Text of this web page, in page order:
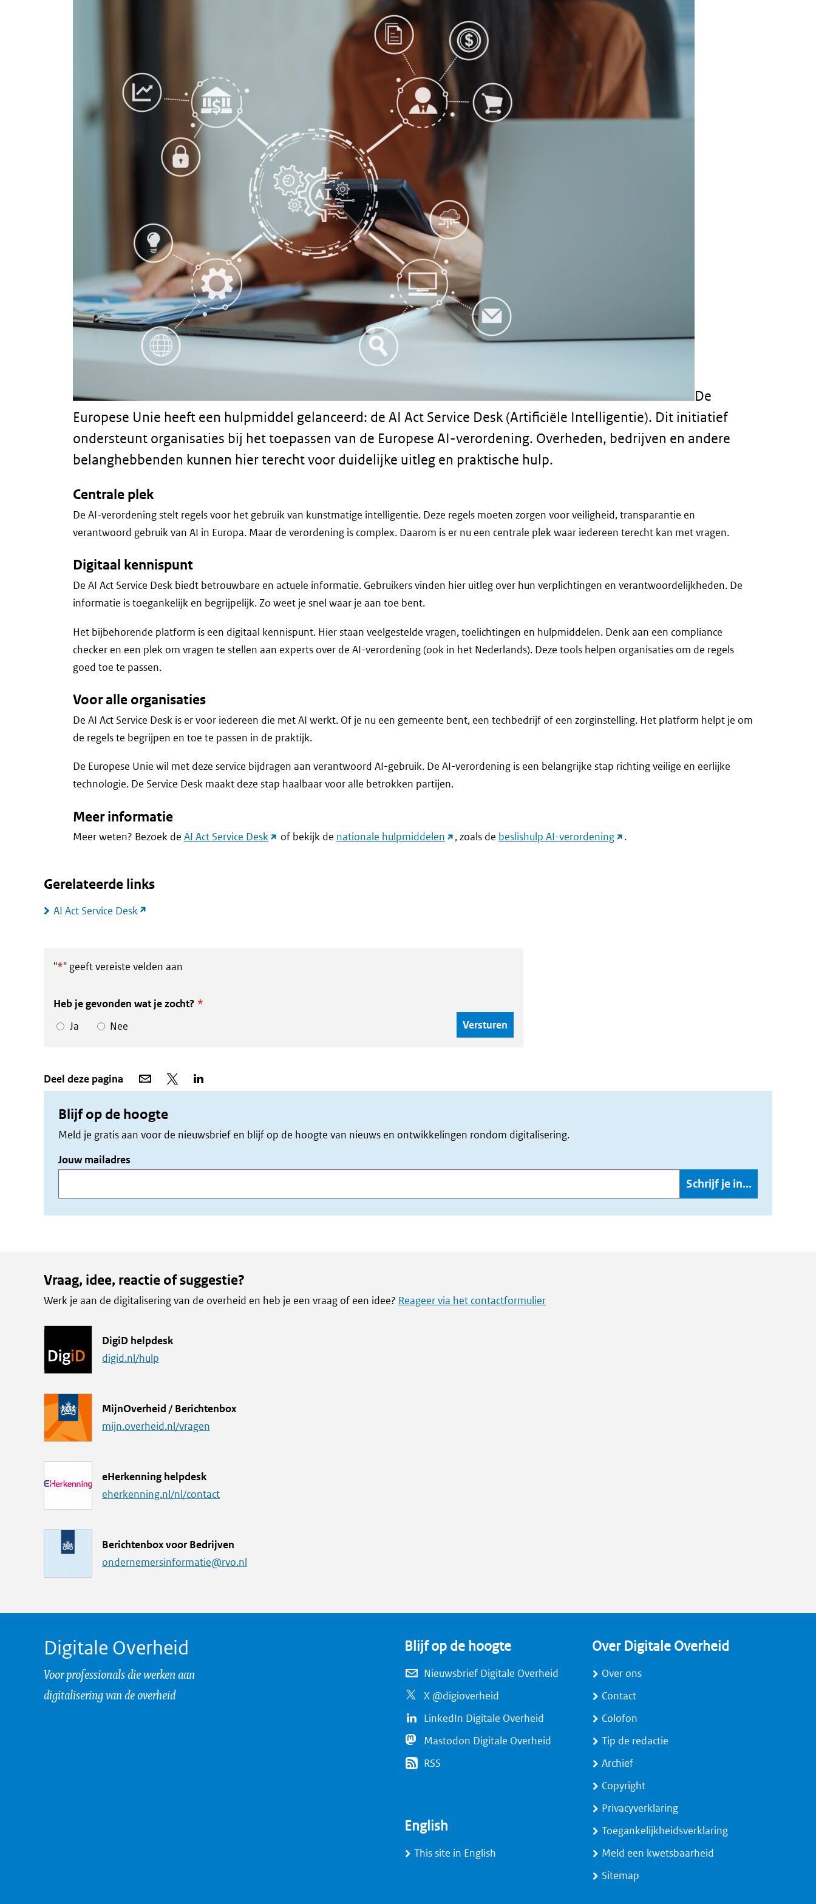
De
Europese Unie heeft een hulpmiddel gelanceerd: de AI Act Service Desk (Artificiële Intelligentie). Dit initiatief
ondersteunt organisaties bij het toepassen van de Europese AI-verordening. Overheden, bedrijven en andere
belanghebbenden kunnen hier terecht voor duidelijke uitleg en praktische hulp.
Centrale plek
De AI-verordening stelt regels voor het gebruik van kunstmatige intelligentie. Deze regels moeten zorgen voor veiligheid, transparantie en
verantwoord gebruik van AI in Europa. Maar de verordening is complex. Daarom is er nu een centrale plek waar iedereen terecht kan met vragen.
Digitaal kennispunt
De AI Act Service Desk biedt betrouwbare en actuele informatie. Gebruikers vinden hier uitleg over hun verplichtingen en verantwoordelijkheden. De
informatie is toegankelijk en begrijpelijk. Zo weet je snel waar je aan toe bent.
Het bijbehorende platform is een digitaal kennispunt. Hier staan veelgestelde vragen, toelichtingen en hulpmiddelen. Denk aan een compliance
checker en een plek om vragen te stellen aan experts over de AI-verordening (ook in het Nederlands). Deze tools helpen organisaties om de regels
goed toe te passen.
Voor alle organisaties
De AI Act Service Desk is er voor iedereen die met AI werkt. Of je nu een gemeente bent, een techbedrijf of een zorginstelling. Het platform helpt je om
de regels te begrijpen en toe te passen in de praktijk.
De Europese Unie wil met deze service bijdragen aan verantwoord AI-gebruik. De AI-verordening is een belangrijke stap richting veilige en eerlijke
technologie. De Service Desk maakt deze stap haalbaar voor alle betrokken partijen.
Meer informatie
Meer weten? Bezoek de AI Act Service Desk(linkof bekijk de nationale hulpmiddelen (link, zoals de beslishulp AI-verordening(link.
Gerelateerde links
AI Act Service Desk(link
website)
"*" geeft vereiste velden aan
Heb je gevonden wat je zocht? *
Ja
Nee
Deel deze pagina
Deel
Deel
Blijf op de hoogte
Meld je gratis aan voor de nieuwsbrief en blijf op de hoogte van nieuws en ontwikkelingen rondom digitalisering.
Jouw mailadres
Vraag, idee, reactie of suggestie?
Werk je aan de digitalisering van de overheid en heb je een vraag of een idee? Reageer via het contactformulier
L
i
DigiD helpdesk
digid.nl/hulp
L
i
MijnOverheid / Berichtenbox
mijn.overheid.nl/vragen
L
i
eHerkenning helpdesk
eherkenning.nl/nl/contact
M
a
a
r
Berichtenbox voor Bedrijven
ondernemersinformatie@rvo.nl
Digitale Overheid
Voor professionals die werken aan
digitalisering van de overheid
Blijf op de hoogte
Nieuwsbrief Digitale Overheid
X @digioverheid
LinkedIn Digitale Overheid
Mastodon Digitale Overheid
RSS
English
This site in English
Over Digitale Overheid
Over ons
Contact
Colofon
Tip de redactie
Archief
Copyright
Privacyverklaring
Toegankelijkheidsverklaring
Meld een kwetsbaarheid
Sitemap